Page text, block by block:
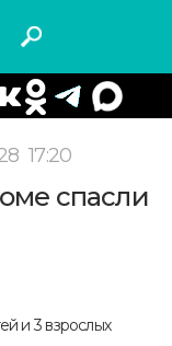
17:20
спасли